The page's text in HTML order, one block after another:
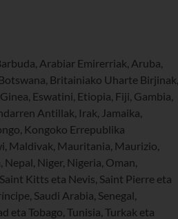
Arabiar Emirerriak, Aruba,
Britainiako Uharte Birjinak,
Eswatini, Etiopia, Fiji, Gambia,
Antillak, Irak, Jamaika,
Kongoko Errepublika
Maldivak, Mauritania, Maurizio,
Niger, Nigeria, Oman,
Kitts eta Nevis, Saint Pierre eta
Saudi Arabia, Senegal,
eta Tobago, Tunisia, Turkak eta